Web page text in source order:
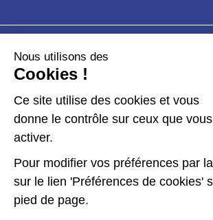
Plan du site
Données personnelles
Kit de communication
Accessibilité : partiellement
Nous utilisons des
Cookies !
Ce site utilise des cookies et vous
donne le contrôle sur ceux que
activer.
Pour modifier vos préférences par
sur le lien 'Préférences de cookies'
pied de page.